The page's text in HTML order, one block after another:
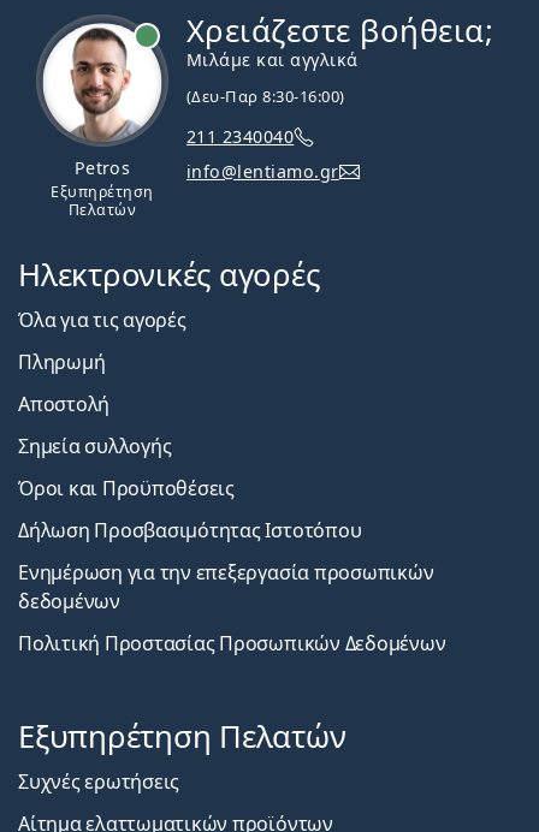
Petros
Εξυπηρέτηση
Πελατών
Χρειάζεστε βοήθεια;
Μιλάμε και αγγλικά
(Δευ-Παρ 8:30-16:00)
211 2340040
info@lentiamo.gr
Ηλεκτρονικές αγορές
Όλα για τις αγορές
Πληρωμή
Αποστολή
Σημεία συλλογής
Όροι και Προϋποθέσεις
Δήλωση Προσβασιμότητας Ιστοτόπου
Ενημέρωση για την επεξεργασία προσωπικών
δεδομένων
Πολιτική Προστασίας Προσωπικών Δεδομένων
Εξυπηρέτηση Πελατών
Συχνές ερωτήσεις
Αίτημα ελαττωματικών προϊόντων